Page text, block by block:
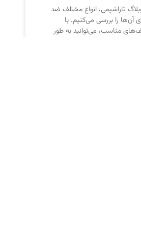
تاراشیمی، انواع مختلف ضد
آن‌ها را بررسی می‌کنیم. با
مناسب، می‌توانید به طور